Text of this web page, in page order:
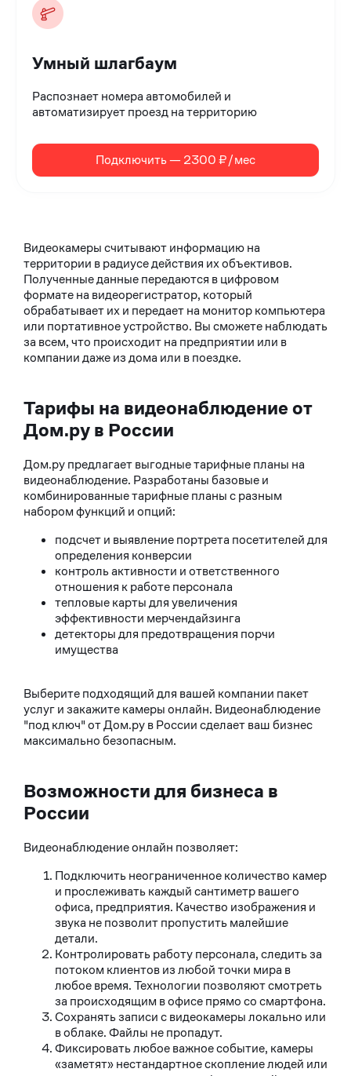
Умный шлагбаум
Распознает номера автомобилей и
автоматизирует проезд на территорию
Подключить — 2300 ₽/мес
Видеокамеры считывают информацию на
территории в радиусе действия их объективов.
Полученные данные передаются в цифровом
формате на видеорегистратор, который
обрабатывает их и передает на монитор компьютера
или портативное устройство. Вы сможете наблюдать
за всем, что происходит на предприятии или в
компании даже из дома или в поездке.
Тарифы на видеонаблюдение от
Дом.ру в России
Дом.ру предлагает выгодные тарифные планы на
видеонаблюдение. Разработаны базовые и
комбинированные тарифные планы с разным
набором функций и опций:
подсчет и выявление портрета посетителей для
определения конверсии
контроль активности и ответственного
отношения к работе персонала
тепловые карты для увеличения
эффективности мерчендайзинга
детекторы для предотвращения порчи
имущества
Выберите подходящий для вашей компании пакет
услуг и закажите камеры онлайн. Видеонаблюдение
"под ключ" от Дом.ру в России сделает ваш бизнес
максимально безопасным.
Возможности для бизнеса в
России
Видеонаблюдение онлайн позволяет:
Подключить неограниченное количество камер
и прослеживать каждый сантиметр вашего
офиса, предприятия. Качество изображения и
звука не позволит пропустить малейшие
детали.
Контролировать работу персонала, следить за
потоком клиентов из любой точки мира в
любое время. Технологии позволяют смотреть
за происходящим в офисе прямо со смартфона.
Сохранять записи с видеокамеры локально или
в облаке. Файлы не пропадут.
Фиксировать любое важное событие, камеры
«заметят» нестандартное скопление людей или